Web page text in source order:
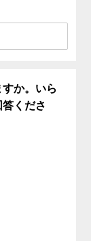
か。いら
くださ